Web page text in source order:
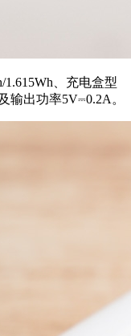
、充电盒型
输出功率5V⎓0.2A。